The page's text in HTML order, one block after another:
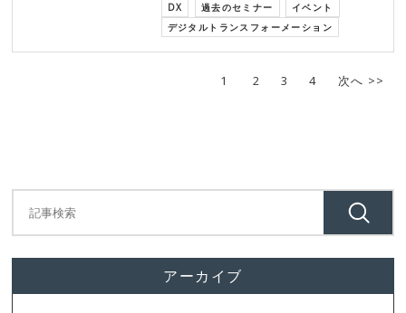
DX
過去のセミナー
イベント
デジタルトランスフォーメーション
1 2 3 4 次へ >>
アーカイブ